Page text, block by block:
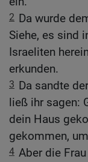
2 Da wurde
Siehe, es sind
Israeliten
erkunden.
3 Da sandte
ließ ihr sagen:
dein Haus
gekommen,
4 Aber die